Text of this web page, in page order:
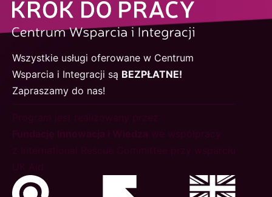
Wszystkie usługi oferowane w Centrum
Wsparcia i Integracji są BEZPŁATNE!
Zapraszamy do nas!